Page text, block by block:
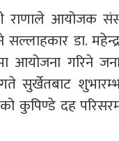
आयोजक
डा.
गरिने
कुपिण्डे दह